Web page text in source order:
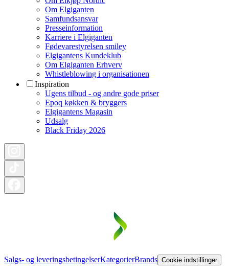
Om Elgiganten
Samfundsansvar
Presseinformation
Karriere i Elgiganten
Fødevarestyrelsen smiley
Elgigantens Kundeklub
Om Elgiganten Erhverv
Whistleblowing i organisationen
Inspiration
Ugens tilbud - og andre gode priser
Epoq køkken & bryggers
Elgigantens Magasin
Udsalg
Black Friday 2026
Salgs- og leveringsbetingelserKategorierBrands Cookie indstillinger